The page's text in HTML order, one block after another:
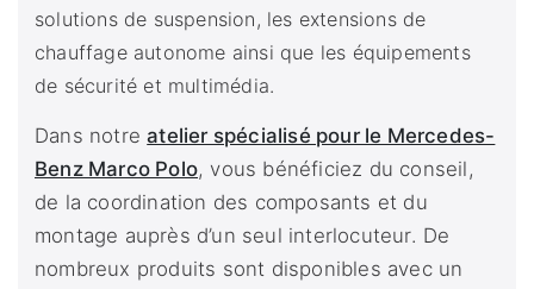
solutions de suspension, les extensions de
chauffage autonome ainsi que les équipements
de sécurité et multimédia.
Dans notreatelier spécialisé pour le Mercedes-
Benz Marco Polo, vous bénéficiez du conseil,
de la coordination des composants et du
montage auprès d’un seul interlocuteur. De
nombreux produits sont disponibles avec un